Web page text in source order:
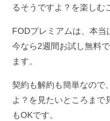
るそうですよ？を楽しむ
FODプレミアムは、本当
今なら2週間お試し無料
ます。
契約も解約も簡単なので
よ？を見たいところまで
もOKです。